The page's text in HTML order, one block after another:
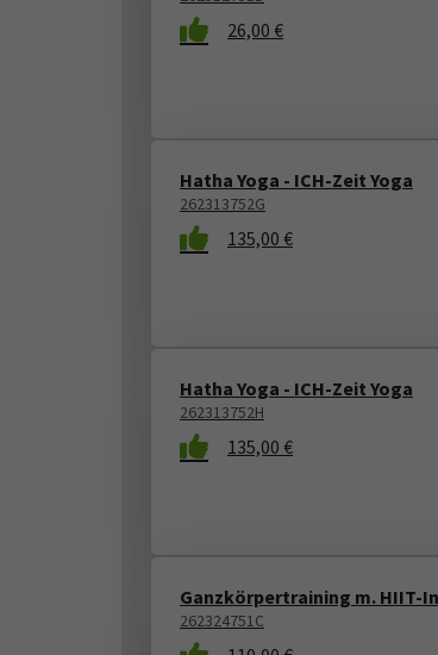
26,00 €
Hatha Yoga - ICH-Zeit Yoga
262313752G
135,00 €
Hatha Yoga - ICH-Zeit Yoga
262313752H
135,00 €
Ganzkörpertraining m. HIIT-
262324751C